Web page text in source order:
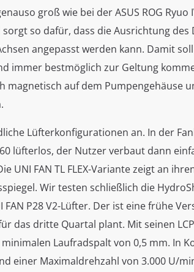
groß wie bei der ASUS ROG Ryuo
so dafür, dass die Ausrichtung des
angepasst werden kann. Damit
immer bestmöglich zur Geltung
magnetisch auf dem Pumpengehäuse
Lüfterkonfigurationen an. In der
lüfterlos, der Nutzer verbaut dann
UNI FAN TL FLEX-Variante zeigt an
Wir testen schließlich die
P28 V2-Lüfter. Der ist eine frühe
das dritte Quartal plant. Mit seinen
Laufradspalt von 0,5 mm. In
einer Maximaldrehzahl von 3.000 U/